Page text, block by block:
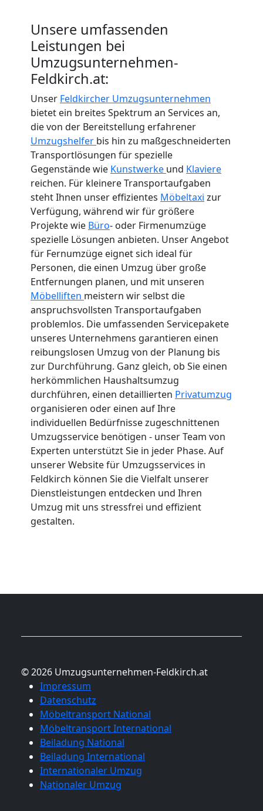
Unsere umfassenden
Leistungen bei
Umzugsunternehmen-
Feldkirch.at:
Unser Feldkircher Umzugsunternehmen
bietet ein breites Spektrum an Services an,
die von der Bereitstellung erfahrener
Umzugshelfer bis hin zu maßgeschneiderten
Transportlösungen für spezielle
Gegenstände wie Kunstwerke und Klaviere
reichen. Für kleinere Transportaufgaben
steht Ihnen unser effizientes Möbeltaxi zur
Verfügung, während wir für größere
Projekte wie Büro- oder Firmenumzüge
spezielle Lösungen anbieten. Unser Angebot
für Fernumzüge eignet sich ideal für
Personen, die einen Umzug über große
Entfernungen planen, und mit unseren
Möbelliften meistern wir selbst die
anspruchsvollsten Transportaufgaben
problemlos. Die umfassenden Servicepakete
unseres Unternehmens garantieren einen
reibungslosen Umzug von der Planung bis
zur Durchführung. Ganz gleich, ob Sie einen
herkömmlichen Haushaltsumzug
durchführen, einen detaillierten Privatumzug
organisieren oder einen auf Ihre
individuellen Bedürfnisse zugeschnittenen
Umzugsservice benötigen - unser Team von
Experten unterstützt Sie in jeder Phase. Auf
unserer Website für Umzugsservices in
Feldkirch können Sie die Vielfalt unserer
Dienstleistungen entdecken und Ihren
Umzug mit uns stressfrei und effizient
gestalten.
© 2026 Umzugsunternehmen-Feldkirch.at
Impressum
Datenschutz
Möbeltransport National
Möbeltransport International
Beiladung National
Beiladung International
Internationaler Umzug
Nationaler Umzug